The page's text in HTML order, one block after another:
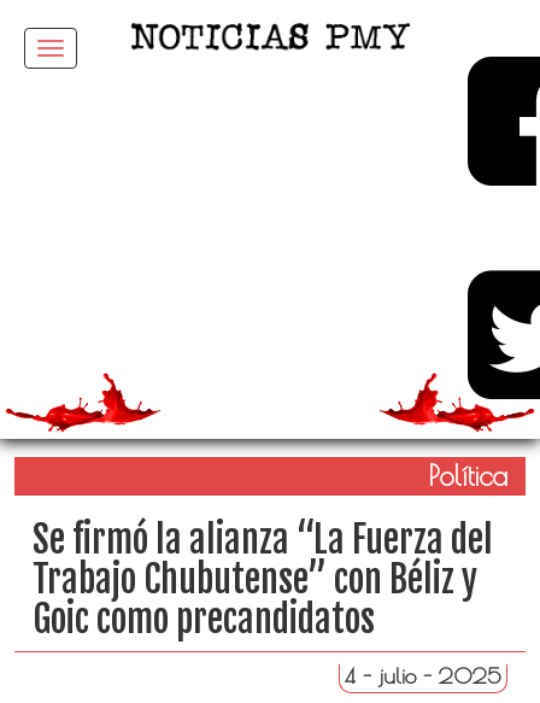
Menu
Política
Se firmó la alianza “La Fuerza del
Trabajo Chubutense” con Béliz y
Goic como precandidatos
4 - julio - 2025